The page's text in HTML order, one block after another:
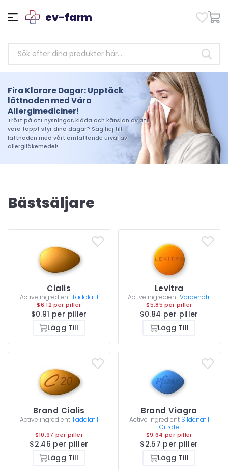
ev-farm
Fira Klarare Dagar: Upptäck
lättnaden med Våra
Allergimediciner!
Trött på att nysningar, klåda och känslan av att
vara täppt styr dina dagar? Säg hej till
lättnaden med vårt omfattande urval av
allergiläkemedel!
Stärkande Hälsa: Få tillgång till
betrodda antibiotikamediciner
idag!
Ta hand om din hälsa idag. Handla från vårt
urval av pålitliga antibiotikaläkemedel och
upplev skillnaden som kvalitet och tillförlitlighet
kan göra i din resa mot välbefinnande
Bästsäljare
Cialis
Active ingredientTadalafil
$6.12 per piller
$0.91 per piller
Lägg Till
Levitra
Active ingredientVardenafil
$5.85 per piller
$0.84 per piller
Lägg Till
Brand Cialis
Active ingredientTadalafil
$10.97 per piller
$2.46 per piller
Lägg Till
Brand Viagra
Active ingredient Sildenafil
Citrate
$9.64 per piller
$2.57 per piller
Lägg Till